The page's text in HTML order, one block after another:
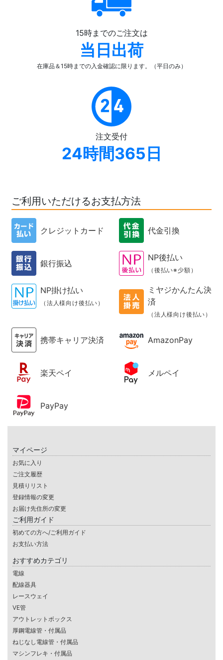
15時までのご注文は
当日出荷
在庫品＆15時までの入金確認に限ります。（平日のみ）
注文受付
24時間365日
ご利用いただけるお支払方法
クレジットカード 代金引換
銀行振込
NP後払い
（後払い※少額）
NP掛け払い
（法人様向け後払い）
ミヤジかんたん決
済
（法人様向け後払い）
携帯キャリア決済 AmazonPay
楽天ペイ メルペイ
PayPay
マイページ
お気に入り
ご注文履歴
見積りリスト
登録情報の変更
お届け先住所の変更
ご利用ガイド
初めての方へ/ご利用ガイド
お支払い方法
おすすめカテゴリ
電線
配線器具
レースウェイ
VE管
アウトレットボックス
厚鋼電線管・付属品
ねじなし電線管・付属品
マシンフレキ・付属品